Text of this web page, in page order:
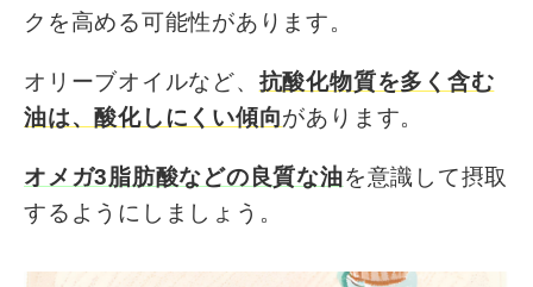
クを高める可能性があります。
オリーブオイルなど、 抗酸化物質を多く含む
油は、酸化しにくい傾向があります。
オメガ3脂肪酸などの良質な油を意識して摂取
するようにしましょう。